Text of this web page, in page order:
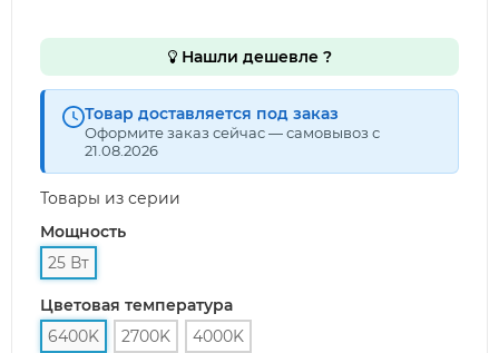
Нашли дешевле ?
Товар доставляется под заказ
Оформите заказ сейчас — самовывоз с
21.08.2026
Товары из серии
Мощность
25 Вт
Цветовая температура
6400K
2700K 4000K